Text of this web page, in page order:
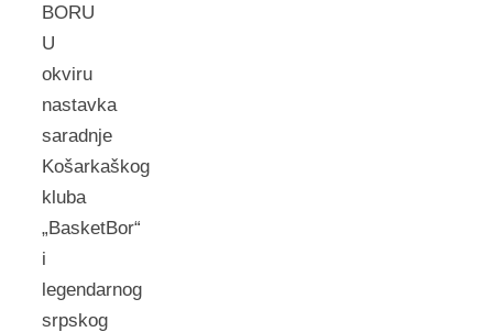
BORU
U
okviru
nastavka
saradnje
Košarkaškog
kluba
„BasketBor“
i
legendarnog
srpskog